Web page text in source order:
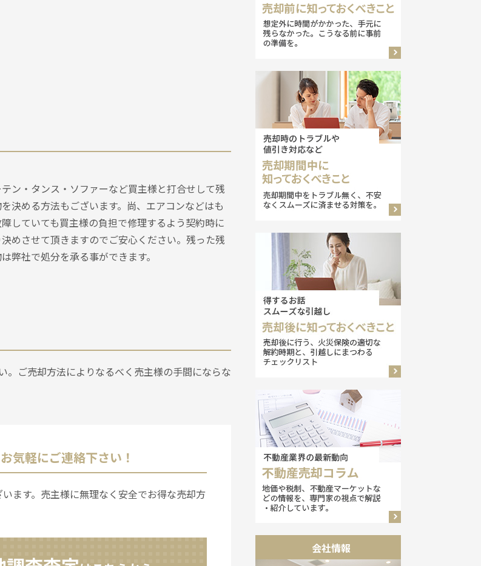
テン・タンス・ソファーなど買主様と打合せして残
決める方法もございます。尚、エアコンなどはも
障していても買主様の負担で修理するよう契約時に
めさせて頂きますのでご安心ください。残った残
弊社で処分を承る事ができます。
ご売却方法によりなるべく売主様の手間にならな
気軽にご連絡下さい！
ます。売主様に無理なく安全でお得な売却方
会社情報